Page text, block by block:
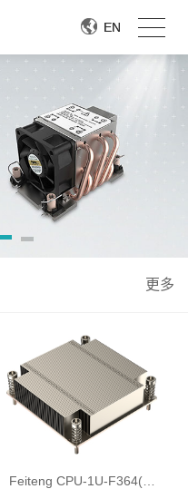
EN
EN
更多
Feiteng CPU-1U-F364(…